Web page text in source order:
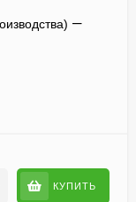
КУПИТЬ